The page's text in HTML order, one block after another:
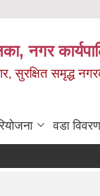
नगर
सुरक्षित समृद्ध
वडा विवरण